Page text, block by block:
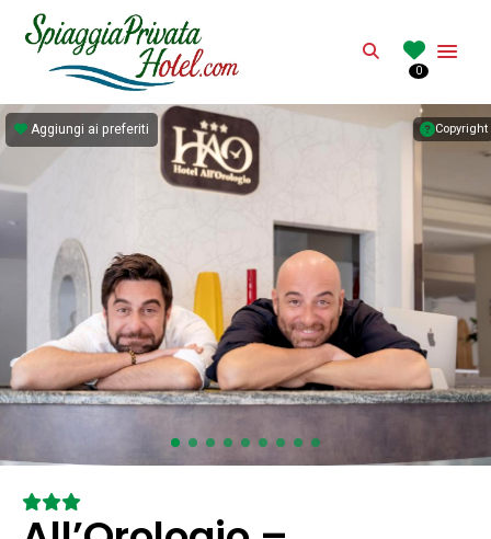
Search
0
Copyright
Aggiungi ai preferiti